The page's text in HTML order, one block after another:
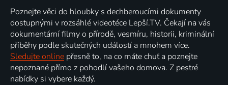
Poznejte věci do hloubky s dechberoucími dokumenty
dostupnými v rozsáhlé videotéce Lepší.TV. Čekají na vás
dokumentární filmy o přírodě, vesmíru, historii, kriminální
příběhy podle skutečných událostí a mnohem více.
Sledujte online přesně to, na co máte chuť a poznejte
nepoznané přímo z pohodlí vašeho domova. Z pestré
nabídky si vybere každý.